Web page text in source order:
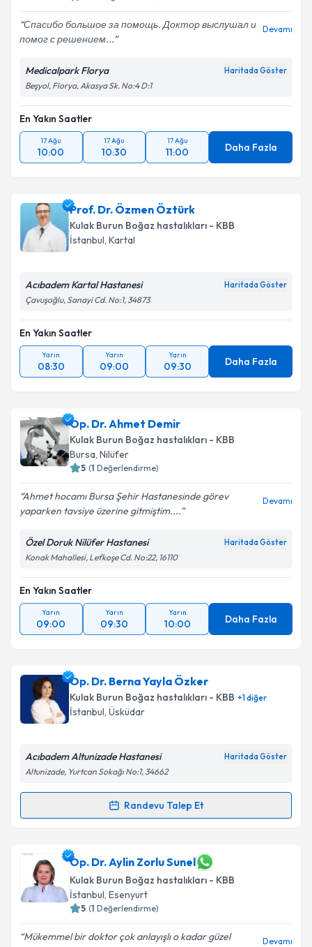
Спасибо большое за помощь. Доктор выслушал и
помог с решением...
Devamı
Medicalpark Florya Haritada Göster
Beşyol, Florya, Akasya Sk. No:4 D:1
En Yakın Saatler
17 Ağu
10:00
17 Ağu
10:30
17 Ağu
11:00 Daha Fazla
Prof. Dr. Özmen Öztürk
Kulak Burun Boğaz hastalıkları - KBB
İstanbul, Kartal
Acıbadem Kartal Hastanesi Haritada Göster
Çavuşoğlu, Sanayi Cd. No:1, 34873
En Yakın Saatler
Yarın
08:30
Yarın
09:00
Yarın
09:30 Daha Fazla
Op. Dr. Ahmet Demir
Kulak Burun Boğaz hastalıkları - KBB
Bursa, Nilüfer
5 (1 Değerlendirme)
Ahmet hocamı Bursa Şehir Hastanesinde görev
yaparken tavsiye üzerine gitmiştim....
Devamı
Özel Doruk Nilüfer Hastanesi Haritada Göster
Konak Mahallesi, Lefkoşe Cd. No:22, 16110
En Yakın Saatler
Yarın
09:00
Yarın
09:30
Yarın
10:00 Daha Fazla
Op. Dr. Berna Yayla Özker
Kulak Burun Boğaz hastalıkları - KBB +1diğer
İstanbul, Üsküdar
Acıbadem Altunizade Hastanesi Haritada Göster
Altunizade, Yurtcan Sokağı No:1, 34662
Randevu Talep Et
Randevu Takvimi Talebi
Op. Dr. Berna Yayla Özkeriçin randevu takvimi
talebi oluşturun. Size bu uzmandan randevu almanız
için bir takvim hazırlandığında e-posta ile
bilgilendireceğiz.
E-posta Adresiniz
Op. Dr. Aylin Zorlu Sunel
Kulak Burun Boğaz hastalıkları - KBB
İstanbul, Esenyurt
5 (1 Değerlendirme)
Mükemmel bir doktor çok anlayışlı o kadar güzel
Devamı